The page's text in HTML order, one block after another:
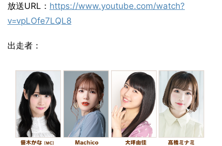
放送URL： https://www.youtube.com/watch?
v=vpLOfe7LQL8
出走者：